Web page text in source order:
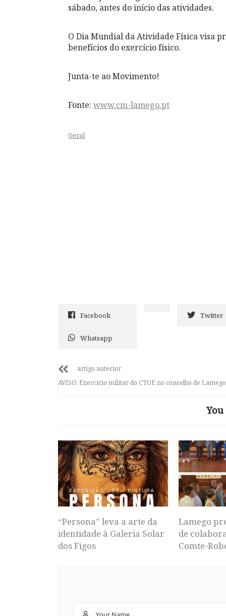
sábado, antes do início das atividades.
O Dia Mundial da Atividade Física visa
benefícios do exercício físico.
Junta-te ao Movimento!
Fonte: www.cm-lamego.pt
Geral
Facebook Twitter
Whatsapp
artigo anterior
AVISO: Exercício militar do CTOE no concelho de Lamego
“Persona” leva a arte da
identidade à Galeria Solar
dos Figos
Lamego
de
Comte-